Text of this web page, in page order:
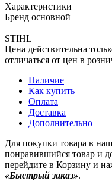
Характеристики
Бренд основной
—
STIHL
Цена действительна
отличаться от цен в
Наличие
Как купить
Оплата
Доставка
Дополнительно
Для покупки товара в
понравившийся товар и
перейдите в Корзину и
«Быстрый заказ».